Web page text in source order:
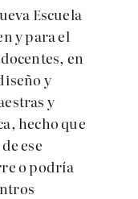
Escuela
y para el
en
y
y
hecho que
ese
o podría